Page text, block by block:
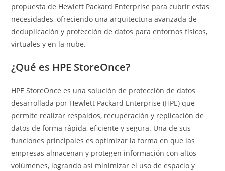
propuesta de Hewlett Packard Enterprise para cubrir estas
necesidades, ofreciendo una arquitectura avanzada de
deduplicación y protección de datos para entornos físicos,
virtuales y en la nube.
¿Qué es HPE StoreOnce?
HPE StoreOnce es una solución de protección de datos
desarrollada por Hewlett Packard Enterprise (HPE) que
permite realizar respaldos, recuperación y replicación de
datos de forma rápida, eficiente y segura. Una de sus
funciones principales es optimizar la forma en que las
empresas almacenan y protegen información con altos
volúmenes, logrando así minimizar el uso de espacio y